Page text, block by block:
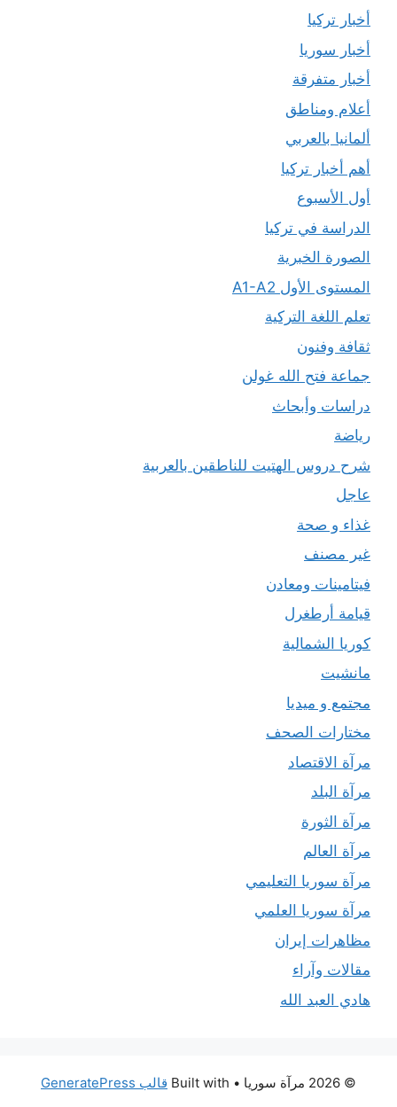
أخبار تركيا
أخبار سوريا
أخبار متفرقة
أعلام ومناطق
ألمانيا بالعربي
أهم أخبار تركيا
أول الأسبوع
الدراسة في تركيا
الصورة الخبرية
المستوى الأول A1-A2
تعلم اللغة التركية
ثقافة وفنون
جماعة فتح الله غولن
دراسات وأبحاث
رياضة
شرح دروس الهتيت للناطقين بالعربية
عاجل
غذاء و صحة
غير مصنف
فيتامينات ومعادن
قيامة أرطغرل
كوريا الشمالية
مانشيت
مجتمع و ميديا
مختارات الصحف
مرآة الاقتصاد
مرآة البلد
مرآة الثورة
مرآة العالم
مرآة سوريا التعليمي
مرآة سوريا العلمي
مظاهرات إيران
مقالات وآراء
هادي العبد الله
© 2026 مرآة سوريا • Built with قالب GeneratePress